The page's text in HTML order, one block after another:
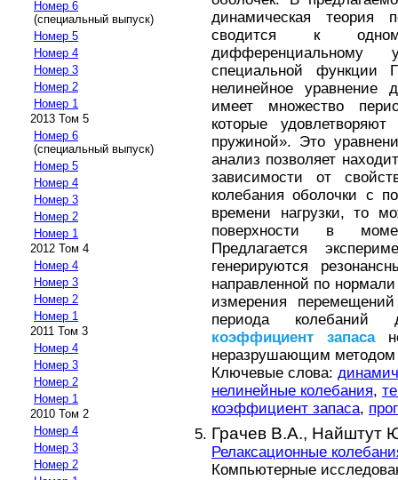
Номер 6
(специальный выпуск)
Номер 5
Номер 4
Номер 3
Номер 2
Номер 1
2013 Том 5
Номер 6
(специальный выпуск)
Номер 5
Номер 4
Номер 3
Номер 2
Номер 1
2012 Том 4
Номер 4
Номер 3
Номер 2
Номер 1
2011 Том 3
Номер 4
Номер 3
Номер 2
Номер 1
2010 Том 2
Номер 4
Номер 3
Номер 2
динамическая теория
сводится к
дифференциальному
специальной функции
нелинейное уравнение
имеет множество
которые
пружиной». Это
анализ позволяет
зависимости от
колебания оболочки с
времени нагрузки, то
поверхности в
Предлагается
генерируются
направленной по
измерения
периода колебаний
коэффициент
запаса
неразрушающим методом
Ключевые слова:
нелинейные колебания,
коэффициент запаса,
Грачев В.А., Найштут
Релаксационные
Компьютерные